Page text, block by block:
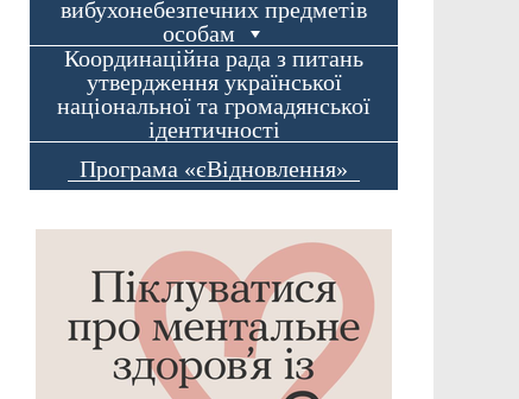
вибухонебезпечних предметів
особам
Координаційна рада з питань
утвердження української
національної та громадянської
ідентичності
Програма «єВідновлення»